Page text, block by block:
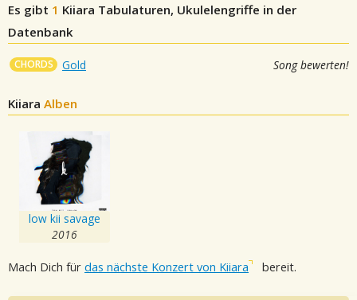
Es gibt 1 Kiiara Tabulaturen, Ukulelengriffe in der
Datenbank
CHORDS Gold Song bewerten!
Kiiara Alben
low kii savage
2016
Mach Dich für das nächste Konzert von Kiiara bereit.